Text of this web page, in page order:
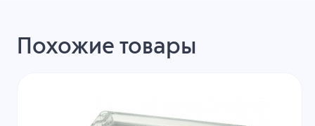
Похожие товары